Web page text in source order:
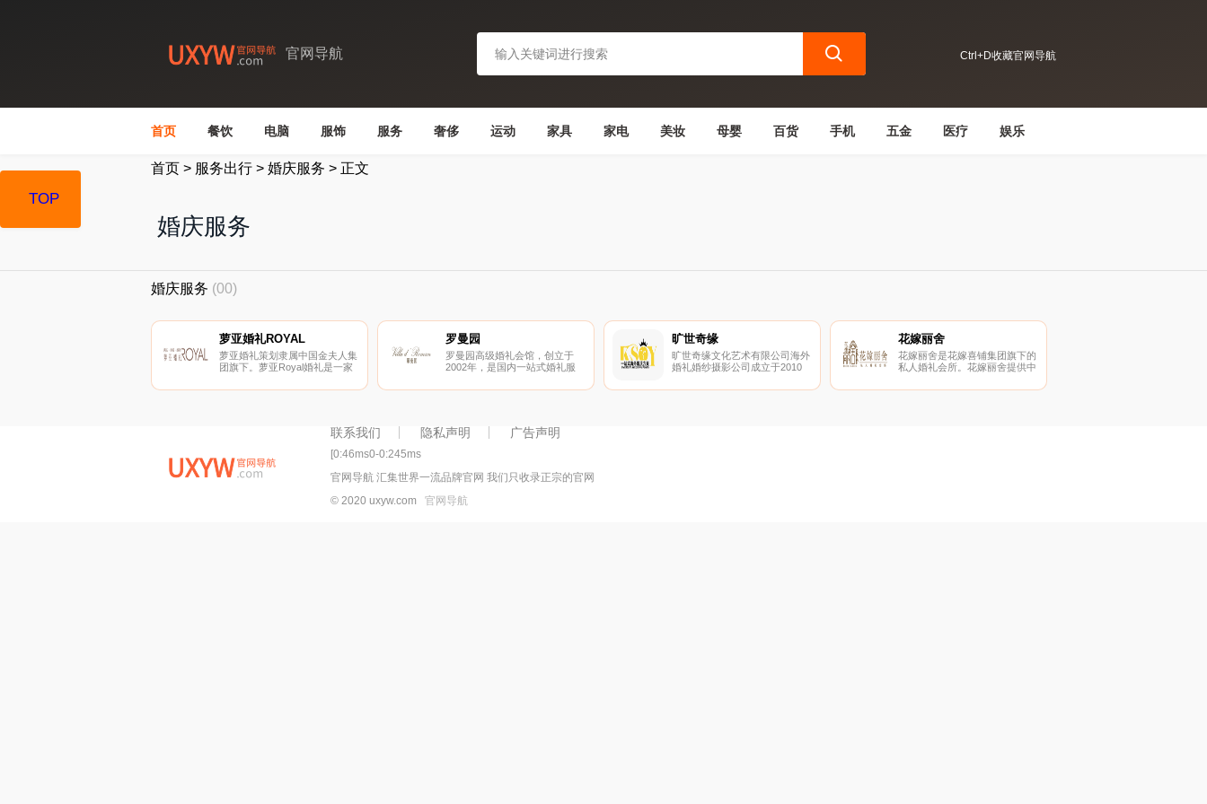
官网导航 Ctrl+D收藏官网导航
首页 餐饮 电脑 服饰 服务 奢侈 运动 家具 家电 美妆 母婴 百货 手机 五金 医疗 娱乐
首页 > 服务出行 > 婚庆服务 > 正文
婚庆服务
TOP
婚庆服务 (00)
萝亚婚礼ROYAL
萝亚婚礼策划隶属中国金夫人集
团旗下。萝亚Royal婚礼是一家
婚庆现场布置、婚庆文化传媒以
罗曼园
罗曼园高级婚礼会馆，创立于
2002年，是国内一站式婚礼服
布置、摄影为一体，力求为新人
旷世奇缘
旷世奇缘文化艺术有限公司海外
婚礼婚纱摄影公司成立于2010
岛注册成立分公司的婚庆企业。
花嫁丽舍
花嫁丽舍是花嫁喜铺集团旗下的
私人婚礼会所。花嫁丽舍提供中
婚礼策划、礼服、摄影、摄像等
联系我们 隐私声明 广告声明
[0:46ms0-0:245ms
官网导航 汇集世界一流品牌官网 我们只收录正宗的官网
© 2020 uxyw.com官网导航